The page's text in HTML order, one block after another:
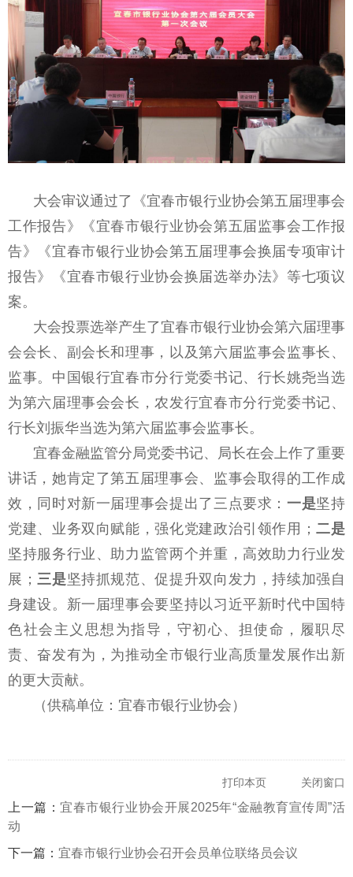
大会审议通过了《宜春市银行业协会第五届理事会
工作报告》《宜春市银行业协会第五届监事会工作报
告》《宜春市银行业协会第五届理事会换届专项审计
报告》《宜春市银行业协会换届选举办法》等七项议
案。
大会投票选举产生了宜春市银行业协会第六届理事
会会长、副会长和理事，以及第六届监事会监事长、
监事。中国银行宜春市分行党委书记、行长姚尧当选
为第六届理事会会长，农发行宜春市分行党委书记、
行长刘振华当选为第六届监事会监事长。
宜春金融监管分局党委书记、局长在会上作了重要
讲话，她肯定了第五届理事会、监事会取得的工作成
效，同时对新一届理事会提出了三点要求：一是坚持
党建、业务双向赋能，强化党建政治引领作用； 二是
坚持服务行业、助力监管两个并重，高效助力行业发
展； 三是坚持抓规范、促提升双向发力，持续加强自
身建设。新一届理事会要坚持以习近平新时代中国特
色社会主义思想为指导，守初心、担使命，履职尽
责、奋发有为，为推动全市银行业高质量发展作出新
的更大贡献。
（供稿单位：宜春市银行业协会）‌
打印本页 关闭窗口
上一篇： 宜春市银行业协会开展2025年“金融教育宣传周”活
动
下一篇： 宜春市银行业协会召开会员单位联络员会议